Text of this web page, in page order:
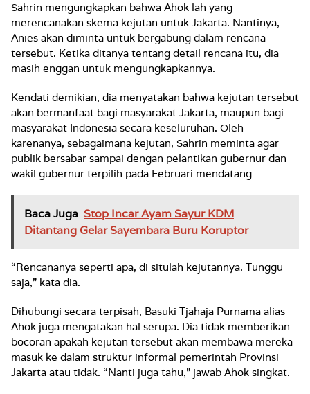
Sahrin mengungkapkan bahwa Ahok lah yang
merencanakan skema kejutan untuk Jakarta. Nantinya,
Anies akan diminta untuk bergabung dalam rencana
tersebut. Ketika ditanya tentang detail rencana itu, dia
masih enggan untuk mengungkapkannya.
Kendati demikian, dia menyatakan bahwa kejutan tersebut
akan bermanfaat bagi masyarakat Jakarta, maupun bagi
masyarakat Indonesia secara keseluruhan. Oleh
karenanya, sebagaimana kejutan, Sahrin meminta agar
publik bersabar sampai dengan pelantikan gubernur dan
wakil gubernur terpilih pada Februari mendatang
Baca Juga Stop Incar Ayam Sayur KDM
Ditantang Gelar Sayembara Buru Koruptor
“Rencananya seperti apa, di situlah kejutannya. Tunggu
saja,” kata dia.
Dihubungi secara terpisah, Basuki Tjahaja Purnama alias
Ahok juga mengatakan hal serupa. Dia tidak memberikan
bocoran apakah kejutan tersebut akan membawa mereka
masuk ke dalam struktur informal pemerintah Provinsi
Jakarta atau tidak. “Nanti juga tahu,” jawab Ahok singkat.